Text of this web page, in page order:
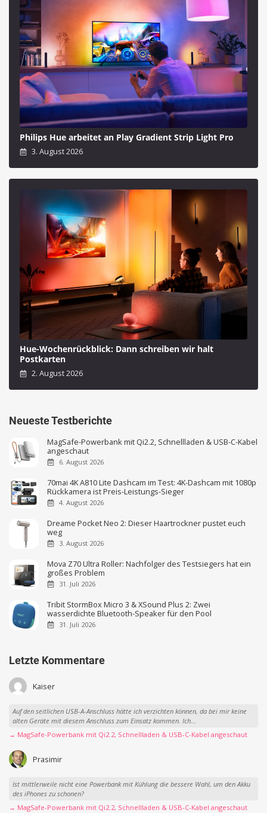
Philips Hue arbeitet an Play Gradient Strip Light Pro
3. August 2026
Hue-Wochenrückblick: Dann schreiben wir halt
Postkarten
2. August 2026
Neueste Testberichte
MagSafe-Powerbank mit Qi2.2, Schnellladen & USB-C-Kabel
angeschaut
6. August 2026
70mai 4K A810 Lite Dashcam im Test: 4K-Dashcam mit 1080p
Rückkamera ist Preis-Leistungs-Sieger
4. August 2026
Dreame Pocket Neo 2: Dieser Haartrockner pustet euch
weg
3. August 2026
Mova Z70 Ultra Roller: Nachfolger des Testsiegers hat ein
großes Problem
31. Juli 2026
Tribit StormBox Micro 3 & XSound Plus 2: Zwei
wasserdichte Bluetooth-Speaker für den Pool
31. Juli 2026
Letzte Kommentare
Kaiser
Auf den seitlichen USB-A-Anschluss hätte ich verzichten können, da bei mir keine
alten Geräte mit diesem Anschluss zum Einsatz kommen. Ich...
→ MagSafe-Powerbank mit Qi2.2, Schnellladen & USB-C-Kabel angeschaut
Prasimir
Ist mittlerweile nicht eine Powerbank mit Kühlung die bessere Wahl, um den Akku
des iPhones zu schonen?
→ MagSafe-Powerbank mit Qi2.2, Schnellladen & USB-C-Kabel angeschaut